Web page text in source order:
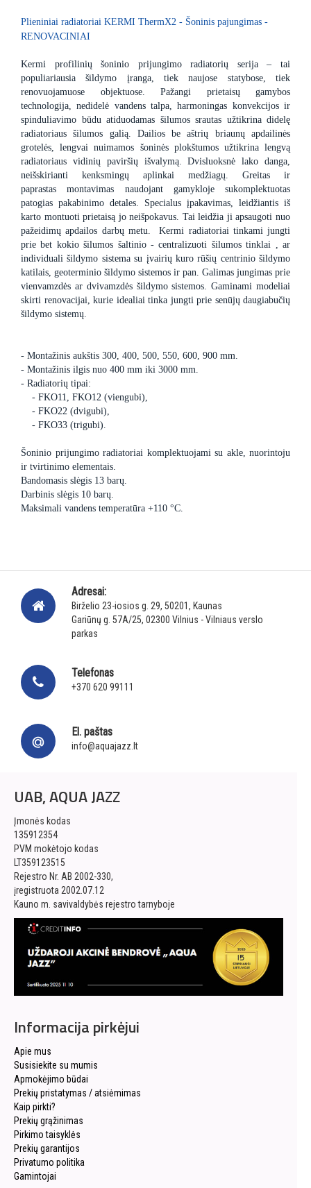
Plieniniai radiatoriai KERMI ThermX2 - Šoninis pajungimas -
RENOVACINIAI
Kermi profilinių šoninio prijungimo radiatorių serija – tai
populiariausia šildymo įranga, tiek naujose statybose, tiek
renovuojamuose objektuose. Pažangi prietaisų gamybos
technologija, nedidelė vandens talpa, harmoningas konvekcijos ir
spinduliavimo būdu atiduodamas šilumos srautas užtikrina didelę
radiatoriaus šilumos galią. Dailios be aštrių briaunų apdailinės
grotelės, lengvai nuimamos šoninės plokštumos užtikrina lengvą
radiatoriaus vidinių paviršių išvalymą. Dvisluoksnė lako danga,
neišskirianti kenksmingų aplinkai medžiagų. Greitas ir
paprastas montavimas naudojant gamykloje sukomplektuotas
patogias pakabinimo detales. Specialus įpakavimas, leidžiantis iš
karto montuoti prietaisą jo neišpokavus. Tai leidžia ji apsaugoti nuo
pažeidimų apdailos darbų metu. Kermi radiatoriai tinkami jungti
prie bet kokio šilumos šaltinio - centralizuoti šilumos tinklai , ar
individuali šildymo sistema su įvairių kuro rūšių centrinio šildymo
katilais, geoterminio šildymo sistemos ir pan. Galimas jungimas prie
vienvamzdės ar dvivamzdės šildymo sistemos. Gaminami modeliai
skirti renovacijai, kurie idealiai tinka jungti prie senūjų daugiabučių
šildymo sistemų.
- Montažinis aukštis 300, 400, 500, 550, 600, 900 mm.
- Montažinis ilgis nuo 400 mm iki 3000 mm.
- Radiatorių tipai:
- FKO11, FKO12 (viengubi),
- FKO22 (dvigubi),
- FKO33 (trigubi).
Šoninio prijungimo radiatoriai komplektuojami su akle, nuorintoju
ir tvirtinimo elementais.
Bandomasis slėgis 13 barų.
Darbinis slėgis 10 barų.
Maksimali vandens temperatūra +110 °C.
Adresai:
Birželio 23-iosios g. 29, 50201, Kaunas
Gariūnų g. 57A/25, 02300 Vilnius - Vilniaus verslo
parkas
Telefonas
+370 620 99111
El. paštas
info@aquajazz.lt
UAB, AQUA JAZZ
Įmonės kodas
135912354
PVM mokėtojo kodas
LT359123515
Rejestro Nr. AB 2002-330,
įregistruota 2002.07.12
Kauno m. savivaldybės rejestro tarnyboje
Informacija pirkėjui
Apie mus
Susisiekite su mumis
Apmokėjimo būdai
Prekių pristatymas / atsiėmimas
Kaip pirkti?
Prekių grąžinimas
Pirkimo taisyklės
Prekių garantijos
Privatumo politika
Gamintojai